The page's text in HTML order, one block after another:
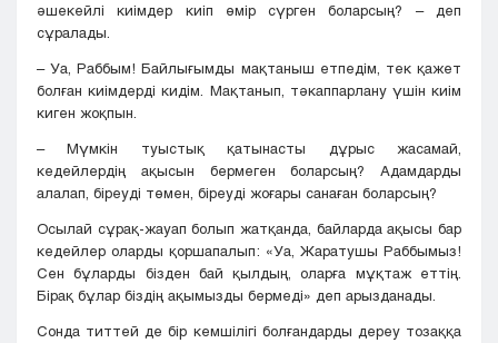
әшекейлі киімдер киіп өмір сүрген боларсың? – деп
сұралады.
– Уа, Раббым! Байлығымды мақтаныш етпедім, тек қажет
болған киімдерді кидім. Мақтанып, тәкаппарлану үшін киім
киген жоқпын.
– Мүмкін туыстық қатынасты дұрыс жасамай,
кедейлердің ақысын бермеген боларсың? Адамдарды
алалап, біреуді төмен, біреуді жоғары санаған боларсың?
Осылай сұрақ-жауап болып жатқанда, байларда ақысы бар
кедейлер оларды қоршапалып: «Уа, Жаратушы Раббымыз!
Сен бұларды бізден бай қылдың, оларға мұқтаж еттің.
Бірақ бұлар біздің ақымызды бермеді» деп арызданады.
Сонда титтей де бір кемшілігі болғандарды дереу тозаққа